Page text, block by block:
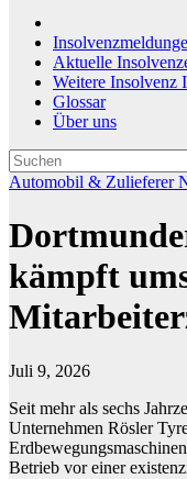
Aktuelle
Weitere Insolvenz
Glossar
Über uns
Automobil & Zulieferer
kämpft
Juli 9, 2026
Seit mehr als sechs
Unternehmen Rösler
Betrieb vor einer